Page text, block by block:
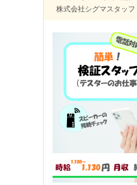
株式会社シグマスタッ